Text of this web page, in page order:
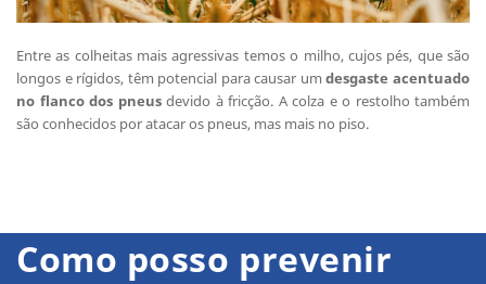
Entre as colheitas mais agressivas temos o milho, cujos pés, que são
longos e rígidos, têm potencial para causar umdesgaste acentuado
no flanco dos pneusdevido à fricção. A colza e o restolho também
são conhecidos por atacar os pneus, mas mais no piso.
Como posso prevenir